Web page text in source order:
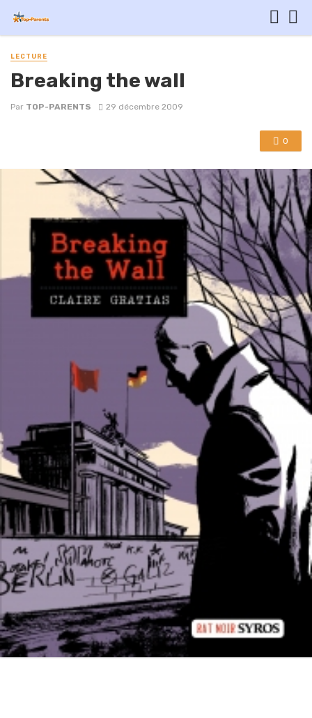
LECTURE
Breaking the wall
Par TOP-PARENTS 29 décembre 2009
0